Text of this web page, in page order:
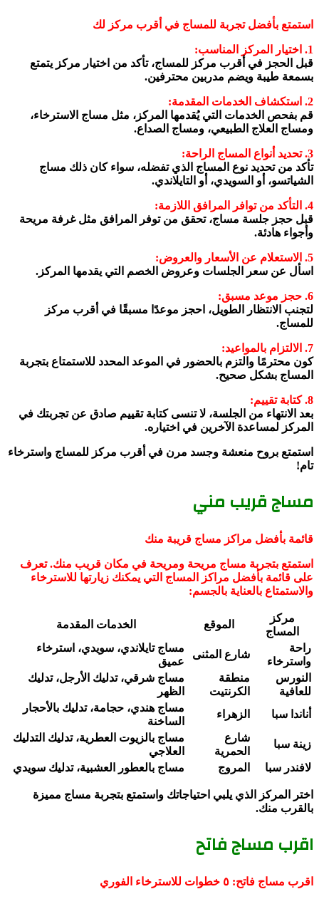
استمتع بأفضل تجربة للمساج في أقرب مركز لك
1. اختيار المركز المناسب:
قبل الحجز في أقرب مركز للمساج، تأكد من اختيار مركز يتمتع
بسمعة طيبة ويضم مدربين محترفين.
2. استكشاف الخدمات المقدمة:
قم بفحص الخدمات التي يُقدمها المركز، مثل مساج الاسترخاء،
ومساج العلاج الطبيعي، ومساج الصداع.
3. تحديد أنواع المساج الراحة:
تأكد من تحديد نوع المساج الذي تفضله، سواء كان ذلك مساج
الشياتسو، أو السويدي، أو التايلاندي.
4. التأكد من توافر المرافق اللازمة:
قبل حجز جلسة مساج، تحقق من توفر المرافق مثل غرفة مريحة
وأجواء هادئة.
5. الاستعلام عن الأسعار والعروض:
اسأل عن سعر الجلسات وعروض الخصم التي يقدمها المركز.
6. حجز موعد مسبق:
لتجنب الانتظار الطويل، احجز موعدًا مسبقًا في أقرب مركز
للمساج.
7. الالتزام بالمواعيد:
كون محترمًا والتزم بالحضور في الموعد المحدد للاستمتاع بتجربة
المساج بشكل صحيح.
8. كتابة تقييم:
بعد الانتهاء من الجلسة، لا تنسى كتابة تقييم صادق عن تجربتك في
المركز لمساعدة الآخرين في اختياره.
استمتع بروح منعشة وجسد مرن في أقرب مركز للمساج واسترخاء
تام!
مساج قريب مني
قائمة بأفضل مراكز مساج قريبة منك
استمتع بتجربة مساج مريحة ومريحة في مكان قريب منك. تعرف
على قائمة بأفضل مراكز المساج التي يمكنك زيارتها للاسترخاء
والاستمتاع بالعناية بالجسم:
مركز
المساج
الموقع
الخدمات المقدمة
راحة
واسترخاء
شارع المثنى
مساج تايلاندي، سويدي، استرخاء
عميق
النورس
للعافية
منطقة
الكرنتيت
مساج شرقي، تدليك الأرجل، تدليك
الظهر
أناندا سبا
الزهراء
مساج هندي، حجامة، تدليك بالأحجار
الساخنة
زينة سبا
شارع
الحمرية
مساج بالزيوت العطرية، تدليك التدليك
العلاجي
لافندر سبا
المروج مساج بالعطور العشبية، تدليك سويدي
اختر المركز الذي يلبي احتياجاتك واستمتع بتجربة مساج مميزة
بالقرب منك.
اقرب مساج فاتح
اقرب مساج فاتح: ٥ خطوات للاسترخاء الفوري